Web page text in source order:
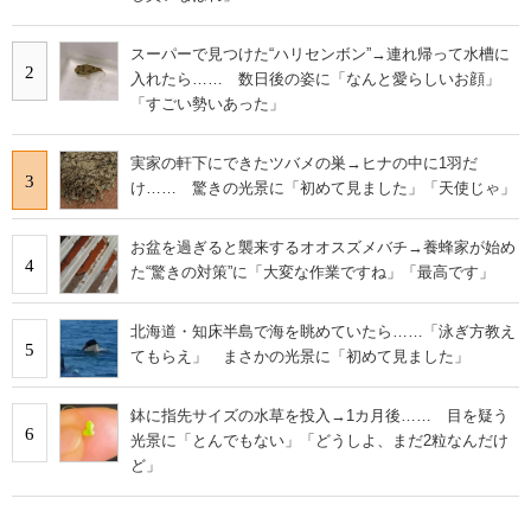
2
スーパーで見つけた“ハリセンボン”→連れ帰って水槽に
入れたら…… 数日後の姿に「なんと愛らしいお顔」
「すごい勢いあった」
3
実家の軒下にできたツバメの巣→ヒナの中に1羽だ
け…… 驚きの光景に「初めて見ました」「天使じゃ」
4
お盆を過ぎると襲来するオオスズメバチ→養蜂家が始め
た“驚きの対策”に「大変な作業ですね」「最高です」
5
北海道・知床半島で海を眺めていたら……「泳ぎ方教え
てもらえ」 まさかの光景に「初めて見ました」
6
鉢に指先サイズの水草を投入→1カ月後…… 目を疑う
光景に「とんでもない」「どうしよ、まだ2粒なんだけ
ど」